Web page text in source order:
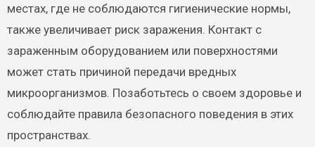
местах, где не соблюдаются гигиенические нормы,
также увеличивает риск заражения. Контакт с
зараженным оборудованием или поверхностями
может стать причиной передачи вредных
микроорганизмов. Позаботьтесь о своем здоровье и
соблюдайте правила безопасного поведения в этих
пространствах.